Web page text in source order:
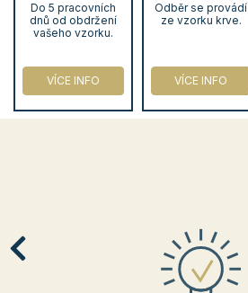
Do 5 pracovních
dnů od obdržení
vašeho vzorku.
VÍCE INFO
Odběr se provádí
ze vzorku krve.
VÍCE INFO